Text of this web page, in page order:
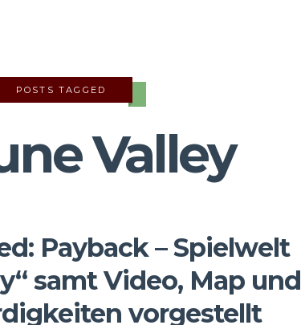
POSTS TAGGED
Valley
Payback – Spielwelt
samt Video, Map und
vorgestellt